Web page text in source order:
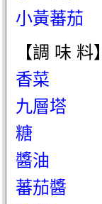
小黃蕃茄
【調 味 料】
香菜
九層塔
糖
醬油
蕃茄醬